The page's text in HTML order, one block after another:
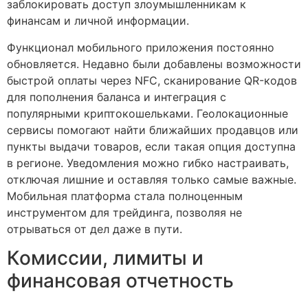
заблокировать доступ злоумышленникам к
финансам и личной информации.
Функционал мобильного приложения постоянно
обновляется. Недавно были добавлены возможности
быстрой оплаты через NFC, сканирование QR-кодов
для пополнения баланса и интеграция с
популярными криптокошельками. Геолокационные
сервисы помогают найти ближайших продавцов или
пункты выдачи товаров, если такая опция доступна
в регионе. Уведомления можно гибко настраивать,
отключая лишние и оставляя только самые важные.
Мобильная платформа стала полноценным
инструментом для трейдинга, позволяя не
отрываться от дел даже в пути.
Комиссии, лимиты и
финансовая отчетность